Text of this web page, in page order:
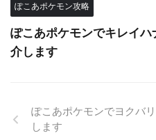
ぽこあポケモン攻略
ぽこあポケモンでキレイ
介します
ぽこあポケモンでヨクバ
します